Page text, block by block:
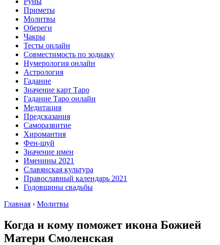
Приметы
Молитвы
Обереги
Чакры
Тесты онлайн
Совместимость по зодиаку
Нумерология онлайн
Астрология
Гадание
Значение карт Таро
Гадание Таро онлайн
Медитация
Предсказания
Саморазвитие
Хиромантия
Фен-шуй
Значение имен
Именины 2021
Славянская культура
Православный календарь 2021
Годовщины свадьбы
Главная › Молитвы
Когда и кому поможет икона Божией
Матери Смоленская